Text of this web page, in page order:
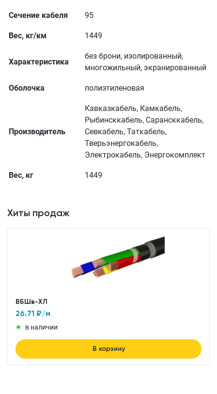
Сечение кабеля 95
Вес, кг/км 1449
Характеристика
без брони, изолированный,
многожильный, экранированный
Оболочка полиэтиленовая
Производитель
Кавказкабель, Камкабель,
Рыбинсккабель, Сарансккабель,
Севкабель, Таткабель,
Тверьэнергокабель,
Электрокабель, Энергокомплект
Вес, кг 1449
Хиты продаж
ВБШв-ХЛ
26.71 ₽/м
в наличии
В корзину